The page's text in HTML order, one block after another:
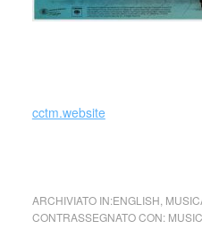
cctm.website
ARCHIVIATO IN:ENGLISH
CONTRASSEGNATO CON: